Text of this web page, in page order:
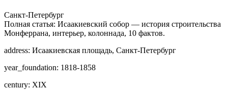
Санкт-Петербург
Полная статья: Исаакиевский собор — история строительства
Монферрана, интерьер, колоннада, 10 фактов.
address: Исаакиевская площадь, Санкт-Петербург
year_foundation: 1818-1858
century: XIX